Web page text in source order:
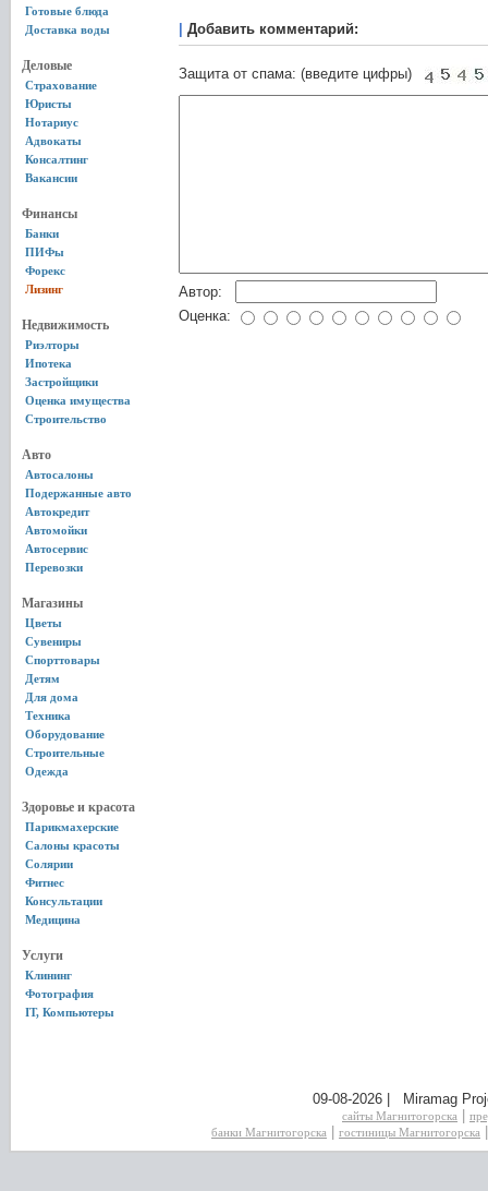
Готовые блюда
Доставка воды
Деловые
Страхование
Юристы
Нотариус
Адвокаты
Консалтинг
Вакансии
Финансы
Банки
ПИФы
Форекс
Лизинг
Недвижимость
Риэлторы
Ипотека
Застройщики
Оценка имущества
Строительство
Авто
Автосалоны
Подержанные авто
Автокредит
Автомойки
Автосервис
Перевозки
Магазины
Цветы
Сувениры
Спорттовары
Детям
Для дома
Техника
Оборудование
Строительные
Одежда
Здоровье и красота
Парикмахерские
Салоны красоты
Солярии
Фитнес
Консультации
Медицина
Услуги
Клининг
Фотография
IT, Компьютеры
Добавить комментарий:
Защита от спама: (введите цифры)
Автор:
Оценка:
09-08-2026 | Miramag
сайты Магнитогорска
банки Магнитогорска
гостиницы Магнитогорска